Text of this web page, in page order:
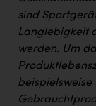
kunden basics
kontakt
sind
Langlebigkeit
werden. Um
beispielsweise